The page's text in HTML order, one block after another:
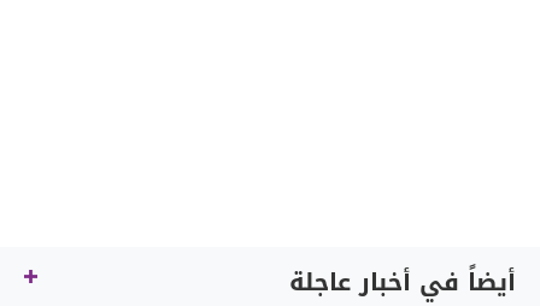
أيضاً في أخبار عاجلة